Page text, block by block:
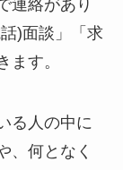
連絡があり
)面談」「求
ます。
る人の中に
、何となく